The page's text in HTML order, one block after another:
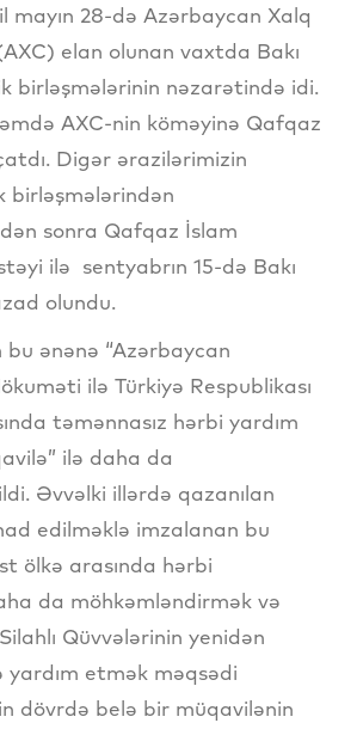
mayın 28-də Azərbaycan Xalq
elan olunan vaxtda Bakı
birləşmələrinin nəzarətində idi.
AXC-nin köməyinə Qafqaz
Digər ərazilərimizin
birləşmələrindən
sonra Qafqaz İslam
ilə sentyabrın 15-də Bakı
olundu.
ənənə “Azərbaycan
ilə Türkiyə Respublikası
təmənnasız hərbi yardım
ilə daha da
Əvvəlki illərdə qazanılan
edilməklə imzalanan bu
ölkə arasında hərbi
da möhkəmləndirmək və
Qüvvələrinin yenidən
yardım etmək məqsədi
dövrdə belə bir müqavilənin